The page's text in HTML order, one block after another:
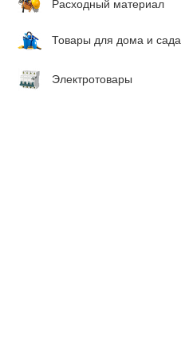
Расходный материал
Товары для дома и сада
Электротовары